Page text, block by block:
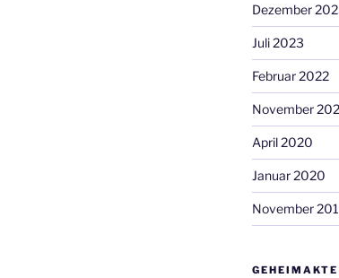
Dezember
Juli 2023
Februar 2022
November
April 2020
Januar 2020
November
GEHEIMAKTE